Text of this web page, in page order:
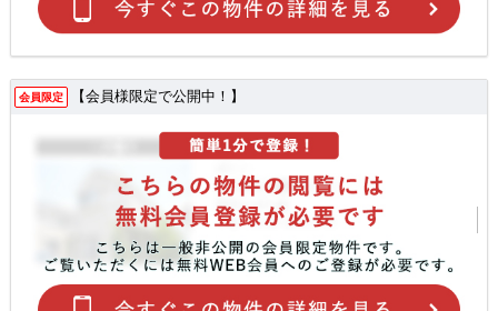
会員限定 【会員様限定で公開中！】